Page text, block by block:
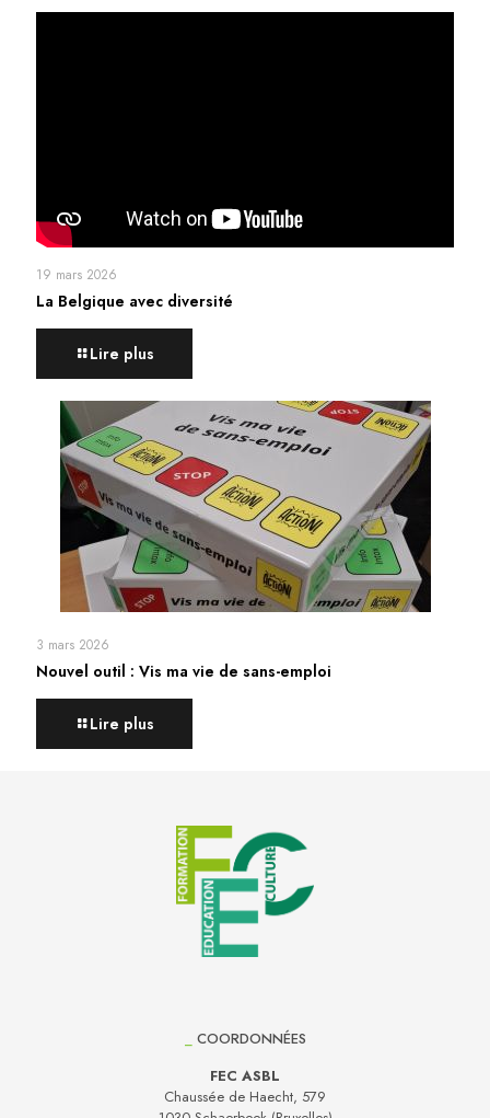
19 mars 2026
La Belgique avec diversité
Lire plus
3 mars 2026
Nouvel outil : Vis ma vie de sans-emploi
Lire plus
COORDONNÉES
FEC ASBL
Chaussée de Haecht, 579